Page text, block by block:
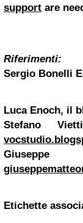
support are
Riferimenti:
Sergio Bonelli
Luca Enoch, il
Stefano
Giuseppe
Etichette